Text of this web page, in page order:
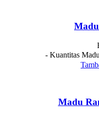
- Kuantitas
Madu